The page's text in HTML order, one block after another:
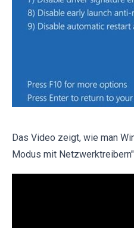
Das Video zeigt, wie man
Modus mit